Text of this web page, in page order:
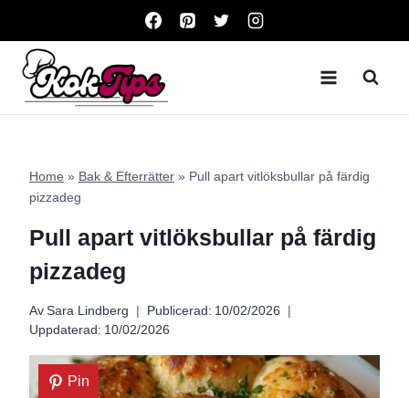
content
Home » Bak & Efterrätter » Pull apart vitlöksbullar på färdig
pizzadeg
Pull apart vitlöksbullar på färdig
pizzadeg
Av Sara Lindberg Publicerad: 10/02/2026
Uppdaterad: 10/02/2026
Pin